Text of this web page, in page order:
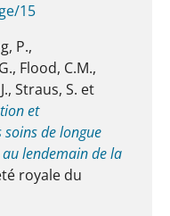
15
P.,
Flood, C.M.,
Straus, S. et
et
de longue
lendemain de la
royale du